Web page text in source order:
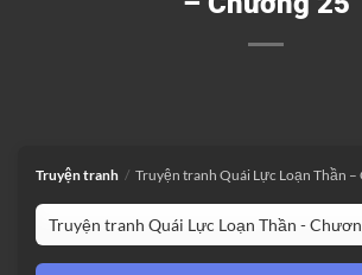
Truyện tranh / Truyện tranh Quái Lực Loạn Thần –